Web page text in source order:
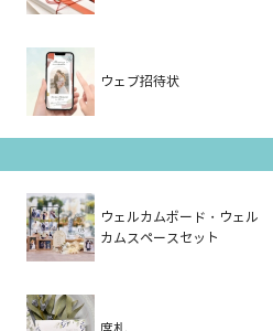
ウェブ招待状
ウェルカムボード・ウェル
カムスペースセット